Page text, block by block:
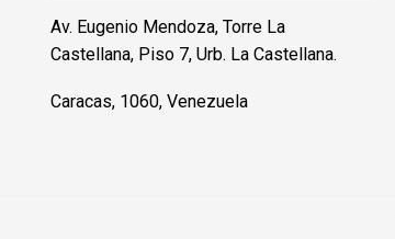
Av. Eugenio Mendoza, Torre La
Castellana, Piso 7, Urb. La Castellana.
Caracas, 1060, Venezuela